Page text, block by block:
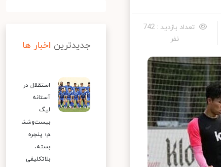
تعداد بازدید : 742
نفر
جدیدترین اخبار ها
استقلال در
آستانه
لیگ
بیست‌وشش
م؛ پنجره
بسته،
بلاتکلیفی